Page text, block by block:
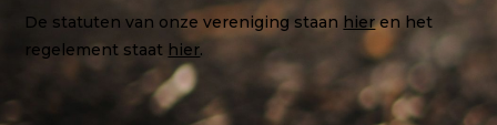
De statuten van onze vereniging staan hieren het
regelement staat hier.